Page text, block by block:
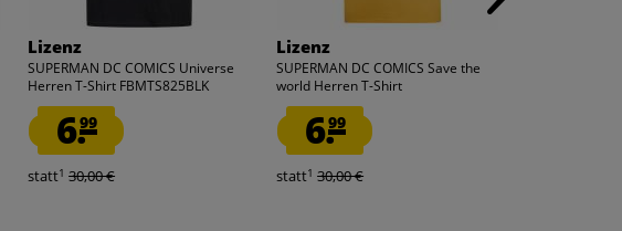
Lizenz
SUPERMAN DC COMICS Universe
Herren T-Shirt FBMTS825BLK
6.99
statt1 30,00 €
Lizenz
SUPERMAN DC COMICS Save the
world Herren T-Shirt
CDMTS035GLD
6.99
statt1 30,00 €